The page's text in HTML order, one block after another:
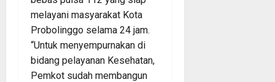
melayani masyarakat Kota
Probolinggo selama 24 jam.
“Untuk menyempurnakan di
bidang pelayanan Kesehatan,
Pemkot sudah membangun